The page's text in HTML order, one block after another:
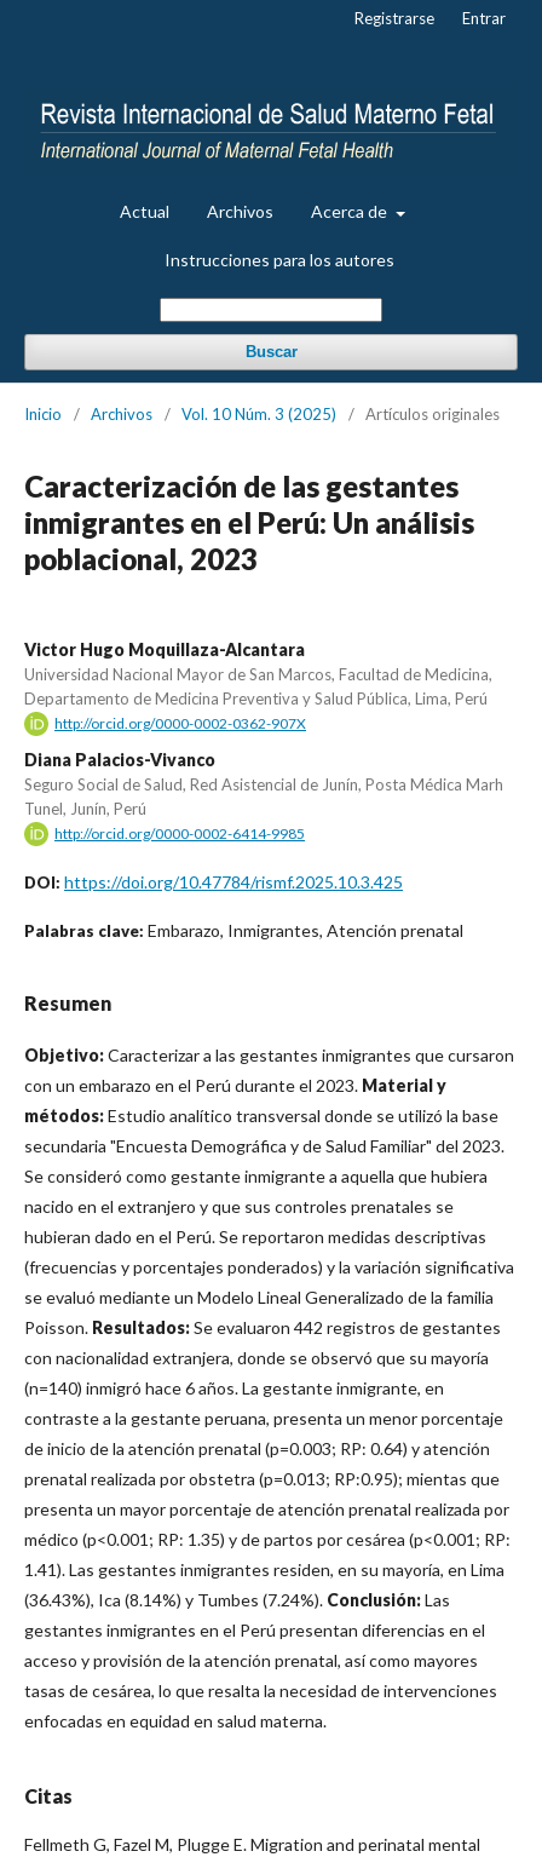
Actual Archivos Acerca de
Instrucciones para los autores
Buscar
Registrarse Entrar
Inicio / Archivos / Vol. 10 Núm. 3 (2025) / Artículos originales
Caracterización de las gestantes
inmigrantes en el Perú: Un análisis
poblacional, 2023
Victor Hugo Moquillaza-Alcantara
Universidad Nacional Mayor de San Marcos, Facultad de Medicina,
Departamento de Medicina Preventiva y Salud Pública, Lima, Perú
http://orcid.org/0000-0002-0362-907X
Diana Palacios-Vivanco
Seguro Social de Salud, Red Asistencial de Junín, Posta Médica Marh
Tunel, Junín, Perú
http://orcid.org/0000-0002-6414-9985
DOI: https://doi.org/10.47784/rismf.2025.10.3.425
Palabras clave: Embarazo, Inmigrantes, Atención prenatal
Resumen
Objetivo:Caracterizar a las gestantes inmigrantes que cursaron
con un embarazo en el Perú durante el 2023. Material y
métodos:Estudio analítico transversal donde se utilizó la base
secundaria "Encuesta Demográfica y de Salud Familiar" del 2023.
Se consideró como gestante inmigrante a aquella que hubiera
nacido en el extranjero y que sus controles prenatales se
hubieran dado en el Perú. Se reportaron medidas descriptivas
(frecuencias y porcentajes ponderados) y la variación significativa
se evaluó mediante un Modelo Lineal Generalizado de la familia
Poisson. Resultados:Se evaluaron 442 registros de gestantes
con nacionalidad extranjera, donde se observó que su mayoría
(n=140) inmigró hace 6 años. La gestante inmigrante, en
contraste a la gestante peruana, presenta un menor porcentaje
de inicio de la atención prenatal (p=0.003; RP: 0.64) y atención
prenatal realizada por obstetra (p=0.013; RP:0.95); mientas que
presenta un mayor porcentaje de atención prenatal realizada por
médico (p<0.001; RP: 1.35) y de partos por cesárea (p<0.001; RP:
1.41). Las gestantes inmigrantes residen, en su mayoría, en Lima
(36.43%), Ica (8.14%) y Tumbes (7.24%). Conclusión:Las
gestantes inmigrantes en el Perú presentan diferencias en el
acceso y provisión de la atención prenatal, así como mayores
tasas de cesárea, lo que resalta la necesidad de intervenciones
enfocadas en equidad en salud materna.
Citas
Fellmeth G, Fazel M, Plugge E. Migration and perinatal mental